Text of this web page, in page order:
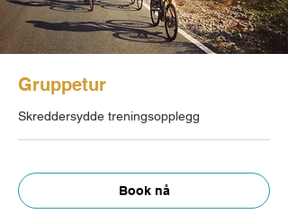
Gruppetur
Skreddersydde treningsopplegg
Book nå